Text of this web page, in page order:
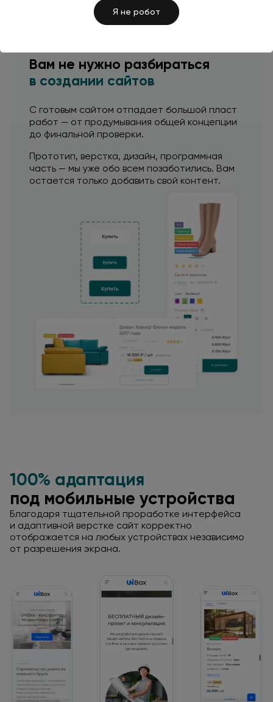
Я не робот
Вам не нужно разбираться
в создании сайтов
С готовым сайтом отпадает большой пласт
работ — от продумывания общей концепции
до финальной проверки.
Прототип, верстка, дизайн, программная
часть — мы уже обо всем позаботились. Вам
остается только добавить свой контент.
100% адаптация
под мобильные устройства
Благодаря тщательной проработке интерфейса
и адаптивной верстке сайт корректно
отображается на любых устройствах независимо
от разрешения экрана.